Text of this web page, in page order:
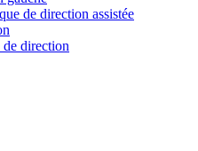
de direction assistée
direction